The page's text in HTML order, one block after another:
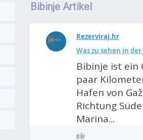
Bibinje Artikel
Rezerviraj.hr
Was zu sehen in
Bibinje ist ein
paar
Hafen von
Richtung
Marina...